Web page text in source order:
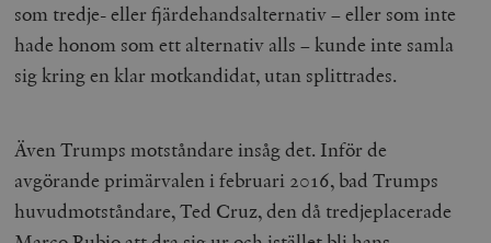
som tredje- eller fjärdehandsalternativ – eller som inte
hade honom som ett alternativ alls – kunde inte samla
sig kring en klar motkandidat, utan splittrades.
Även Trumps motståndare insåg det. Inför de
avgörande primärvalen i februari 2016, bad Trumps
huvudmotståndare, Ted Cruz, den då tredjeplacerade